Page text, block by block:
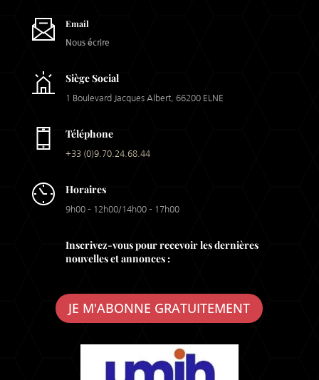
Email
Nous écrire
Siège Social
1 Boulevard Jacques Albert, 66200 ELNE
Téléphone
+33 (0)9.70.24.68.44
Horaires
9h00 – 12h00/14h00 – 17h00
Inscrivez-vous pour recevoir les dernières
nouvelles et annonces :
JE M'ABONNE GRATUITEMENT